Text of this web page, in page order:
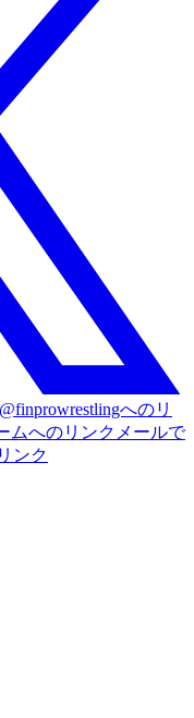
へのリ
ムへのリンク メールで
ンク